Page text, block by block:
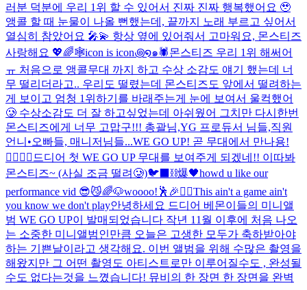
러분 덕분에 우리 1위 할 수 있어서 진짜 진짜 행복했어요 🥹
앵콜 할 때 눈물이 나올 뻔했는데, 끝까지 노래 부르고 싶어서
열심히 참았어요 🎤💫 항상 옆에 있어줘서 고마워요, 몬스티즈
사랑해요 💖🌈🕸️icon is icon꩜໑๑🕷️몬스티즈 우리 1위 해써어
ㅠ 처음으로 앵콜무대 까지 하고 수상 소감도 얘기 했는데 너
무 떨리더라고.. 우리도 떨렸는데 몬스티즈도 앞에서 떨려하는
게 보이고 엄청 1위하기를 바래주는게 눈에 보여서 울컥했어
🥲 수상소감도 더 잘 하고싶었는데 아쉬웠어 그치만 다시한번
몬스티즈에게 너무 고맙구!!! 총괄님,YG 프로듀서 님들,직원
언니•오빠들, 매니저님들...WE GO UP! 곧 무대에서 만나용!
❤️‍🔥❤️‍🔥 드디어 첫 WE GO UP 무대를 보여주게 되겠네!! 이따봐
몬스티즈~ (사실 조금 떨려🥲)🐦‍⬛⛓️爆🖤howd u like our
performance vid 😎😼🌈🐶woooo!🕺🎉❤️‍🔥This ain't a game ain't
you know we don't play안녕하세요 드디어 베몬이들의 미니앨
범 WE GO UP이 발매되었습니다 작년 11월 이후에 처음 나오
는 소중한 미니앨범인만큼 오늘은 고생한 모두가 축하받아야
하는 기쁜날이라고 생각해요. 이번 앨범을 위해 수많은 촬영을
해왔지만 그 어떤 촬영도 아티스트로만 이루어질수도 , 완성될
수도 없다는것을 느꼈습니다! 뮤비의 한 장면 한 장면을 완벽